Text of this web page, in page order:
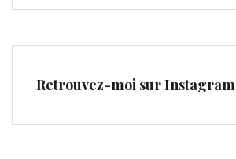
Retrouvez-moi sur Instagram